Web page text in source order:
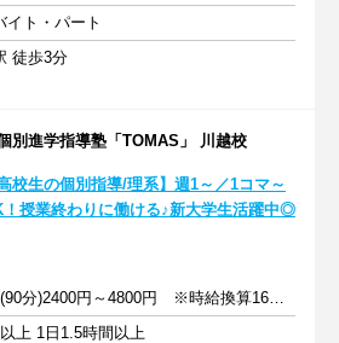
イト・パート
徒歩3分
別進学指導塾「TOMAS」 川越校
高校生の個別指導/理系】週1～／1コマ～
！授業終わりに働ける♪新大学生活躍中◎
1コマ(90分)2400円～4800円 ※時給換算1600円～3200円
上 1日1.5時間以上